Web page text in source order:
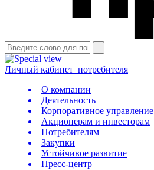
Личный кабинет потребителя
О компании
Деятельность
Корпоративное управление
Акционерам и инвесторам
Потребителям
Закупки
Устойчивое развитие
Пресс-центр